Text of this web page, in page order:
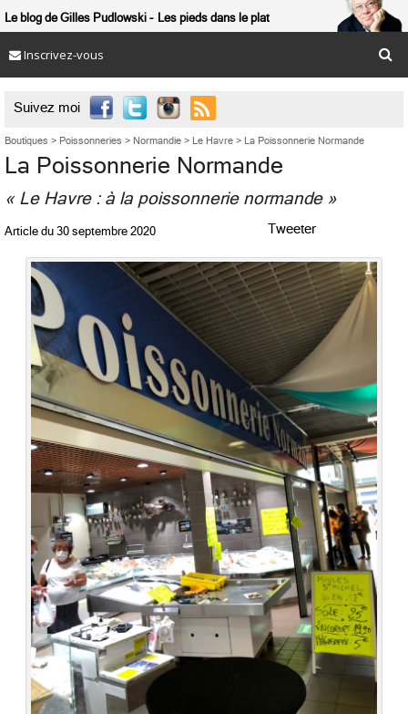
Le blog de Gilles Pudlowski Les pieds dans le plat
Inscrivez-vous
Suivez moi 
Boutiques > Poissonneries > Normandie > Le Havre > La Poissonnerie Normande
La Poissonnerie Normande
« Le Havre : à la poissonnerie normande »
Article du 30 septembre 2020 Tweeter